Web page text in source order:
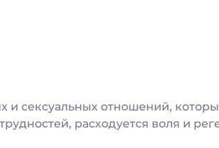
сексуальных отношений,
расходуется воля и